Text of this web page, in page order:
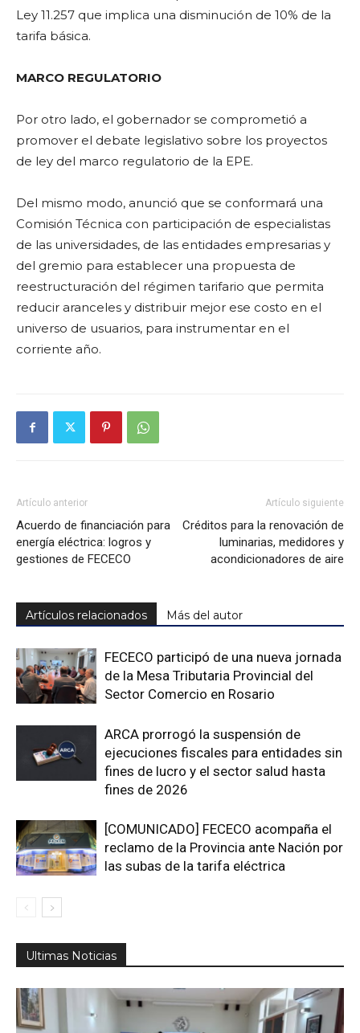
Ley 11.257 que implica una disminución de 10% de la
tarifa básica.
MARCO REGULATORIO
Por otro lado, el gobernador se comprometió a
promover el debate legislativo sobre los proyectos
de ley del marco regulatorio de la EPE.
Del mismo modo, anunció que se conformará una
Comisión Técnica con participación de especialistas
de las universidades, de las entidades empresarias y
del gremio para establecer una propuesta de
reestructuración del régimen tarifario que permita
reducir aranceles y distribuir mejor ese costo en el
universo de usuarios, para instrumentar en el
corriente año.
Artículo anterior
Acuerdo de financiación para
energía eléctrica: logros y
gestiones de FECECO
Artículo siguiente
Créditos para la renovación de
luminarias, medidores y
acondicionadores de aire
Artículos relacionados Más del autor
FECECO participó de una nueva jornada
de la Mesa Tributaria Provincial del
Sector Comercio en Rosario
ARCA prorrogó la suspensión de
ejecuciones fiscales para entidades sin
fines de lucro y el sector salud hasta
fines de 2026
[COMUNICADO] FECECO acompaña el
reclamo de la Provincia ante Nación por
las subas de la tarifa eléctrica
Ultimas Noticias